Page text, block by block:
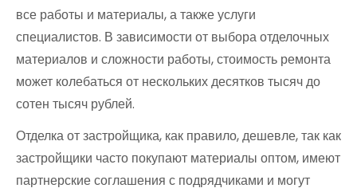
все работы и материалы, а также услуги
специалистов. В зависимости от выбора отделочных
материалов и сложности работы, стоимость ремонта
может колебаться от нескольких десятков тысяч до
сотен тысяч рублей.
Отделка от застройщика, как правило, дешевле, так как
застройщики часто покупают материалы оптом, имеют
партнерские соглашения с подрядчиками и могут